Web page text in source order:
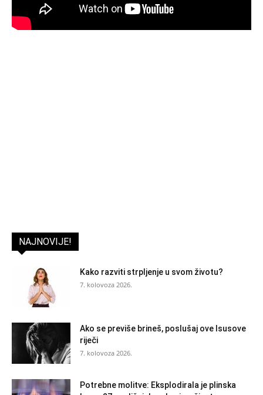
NAJNOVIJE!
Kako razviti strpljenje u svom životu?
7. kolovoza 2026.
Ako se previše brineš, poslušaj ove Isusove
riječi
7. kolovoza 2026.
Potrebne molitve: Eksplodirala je plinska